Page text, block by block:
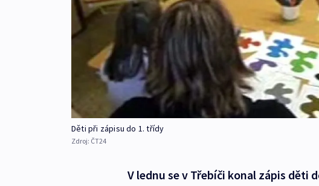
Děti při zápisu do 1. třídy
Zdroj: ČT24
V lednu se v Třebíči konal zápis děti